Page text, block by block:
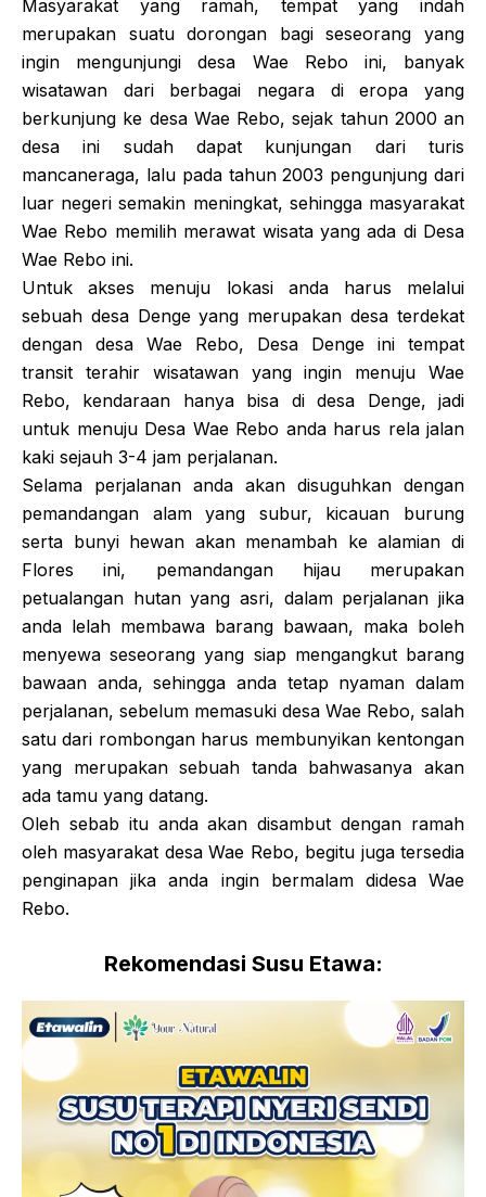
Masyarakat yang ramah, tempat yang indah
merupakan suatu dorongan bagi seseorang yang
ingin mengunjungi desa Wae Rebo ini, banyak
wisatawan dari berbagai negara di eropa yang
berkunjung ke desa Wae Rebo, sejak tahun 2000 an
desa ini sudah dapat kunjungan dari turis
mancaneraga, lalu pada tahun 2003 pengunjung dari
luar negeri semakin meningkat, sehingga masyarakat
Wae Rebo memilih merawat wisata yang ada di Desa
Wae Rebo ini.
Untuk akses menuju lokasi anda harus melalui
sebuah desa Denge yang merupakan desa terdekat
dengan desa Wae Rebo, Desa Denge ini tempat
transit terahir wisatawan yang ingin menuju Wae
Rebo, kendaraan hanya bisa di desa Denge, jadi
untuk menuju Desa Wae Rebo anda harus rela jalan
kaki sejauh 3-4 jam perjalanan.
Selama perjalanan anda akan disuguhkan dengan
pemandangan alam yang subur, kicauan burung
serta bunyi hewan akan menambah ke alamian di
Flores ini, pemandangan hijau merupakan
petualangan hutan yang asri, dalam perjalanan jika
anda lelah membawa barang bawaan, maka boleh
menyewa seseorang yang siap mengangkut barang
bawaan anda, sehingga anda tetap nyaman dalam
perjalanan, sebelum memasuki desa Wae Rebo, salah
satu dari rombongan harus membunyikan kentongan
yang merupakan sebuah tanda bahwasanya akan
ada tamu yang datang.
Oleh sebab itu anda akan disambut dengan ramah
oleh masyarakat desa Wae Rebo, begitu juga tersedia
penginapan jika anda ingin bermalam didesa Wae
Rebo.
Rekomendasi Susu Etawa: